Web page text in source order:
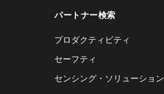
パートナー検索
プロダクティビティ
セーフティ
センシング・ソリューション